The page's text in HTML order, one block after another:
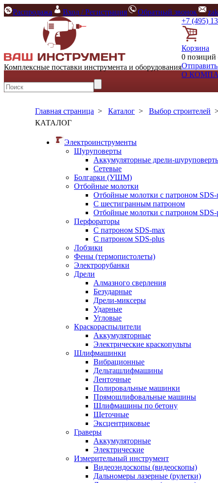
Распродажа Вход / Регистрация Обратный звонок
Комплексные поставки инструмента и оборудования
+7 (495)
Корзина
0 позиций
Отправить
О
Главная страница > Каталог > Выбор строителей
КАТАЛОГ
Электроинструменты
Шуруповерты
Аккумуляторные дрели-
Сетевые
Болгарки (УШМ)
Отбойные молотки
Отбойные молотки с патроном SDS-
С шестигранным патроном
Отбойные молотки с патроном SDS-
Перфораторы
С патроном SDS-max
С патроном SDS-plus
Лобзики
Фены (термопистолеты)
Электрорубанки
Дрели
Алмазного сверления
Безударные
Дрели-миксеры
Ударные
Угловые
Краскораспылители
Аккумуляторные
Электрические краскопульты
Шлифмашинки
Вибрационные
Дельташлифмашины
Ленточные
Полировальные машинки
Прямошлифовальные машины
Шлифмашины по бетону
Щеточные
Эксцентриковые
Граверы
Аккумуляторные
Электрические
Измерительный инструмент
Видеоэндоскопы (видеоскопы)
Дальномеры лазерные (рулетки)